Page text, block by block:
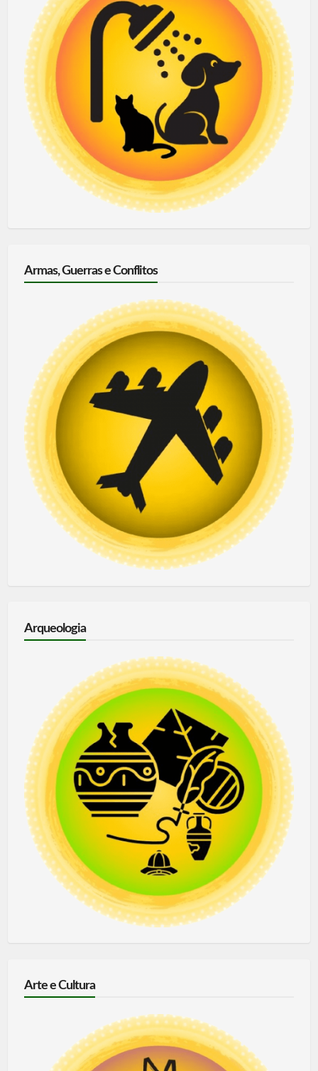
Armas, Guerras e Conflitos
Arqueologia
Arte e Cultura